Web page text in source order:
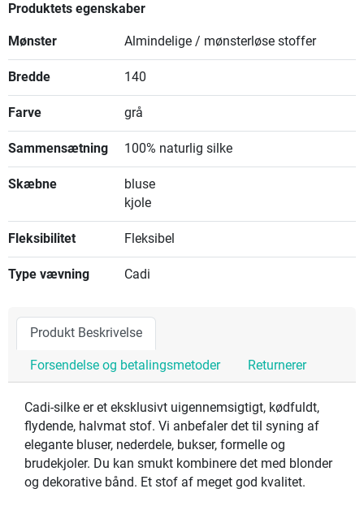
Produktets egenskaber
Mønster Almindelige / mønsterløse stoffer
Bredde 140
Farve grå
Sammensætning 100% naturlig silke
Skæbne
bluse
kjole
Fleksibilitet Fleksibel
Type vævning Cadi
Produkt Beskrivelse
Forsendelse og betalingsmetoder Returnerer
Cadi-silke er et eksklusivt uigennemsigtigt, kødfuldt,
flydende, halvmat stof. Vi anbefaler det til syning af
elegante bluser, nederdele, bukser, formelle og
brudekjoler. Du kan smukt kombinere det med blonder
og dekorative bånd. Et stof af meget god kvalitet.